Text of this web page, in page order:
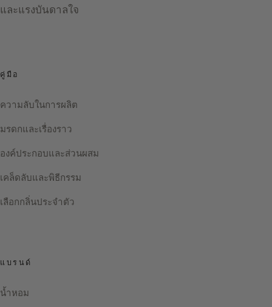
และแรงบันดาลใจ
คู่มือ
ความลับในการผลิต
มรดกและเรื่องราว
องค์ประกอบและส่วนผสม
เคล็ดลับและพิธีกรรม
เลือกกลิ่นประจำตัว
แบรนด์
น้ำหอม